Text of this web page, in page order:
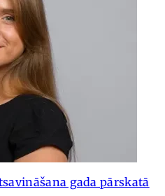
gada pārskatā